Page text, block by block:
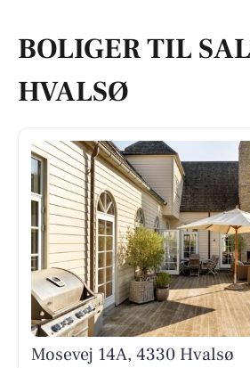
BOLIGER TIL
HVALSØ
Mosevej 14A, 4330 Hvalsø